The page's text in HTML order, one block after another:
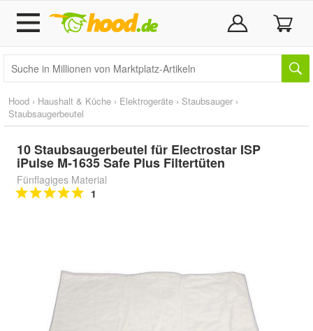
Hood › Haushalt & Küche › Elektrogeräte › Staubsauger ›
Staubsaugerbeutel
10 Staubsaugerbeutel für Electrostar ISP
iPulse M-1635 Safe Plus Filtertüten
Fünflagiges Material
1